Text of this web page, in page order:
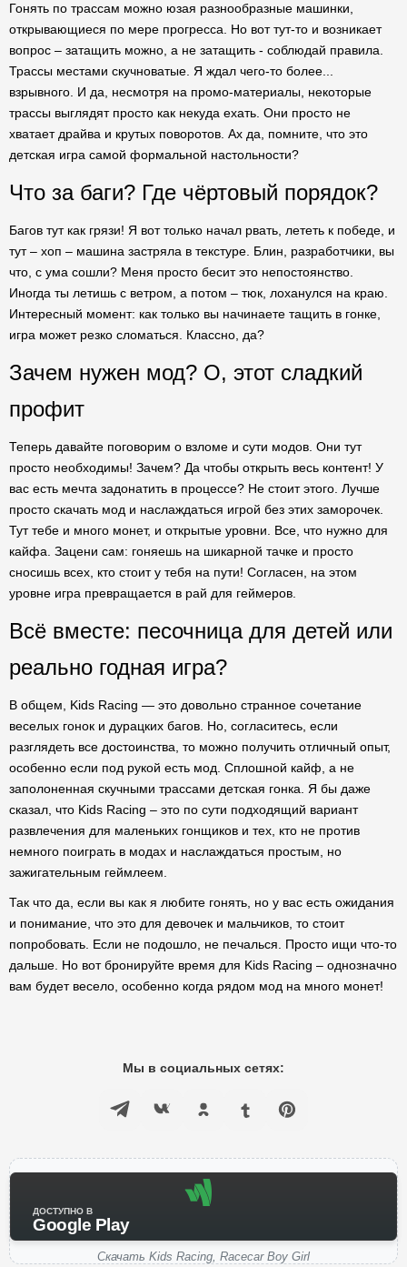
Гонять по трассам можно юзая разнообразные машинки,
открывающиеся по мере прогресса. Но вот тут-то и возникает
вопрос – затащить можно, а не затащить - соблюдай правила.
Трассы местами скучноватые. Я ждал чего-то более...
взрывного. И да, несмотря на промо-материалы, некоторые
трассы выглядят просто как некуда ехать. Они просто не
хватает драйва и крутых поворотов. Ах да, помните, что это
детская игра самой формальной настольности?
Что за баги? Где чёртовый порядок?
Багов тут как грязи! Я вот только начал рвать, лететь к победе, и
тут – хоп – машина застряла в текстуре. Блин, разработчики, вы
что, с ума сошли? Меня просто бесит это непостоянство.
Иногда ты летишь с ветром, а потом – тюк, лоханулся на краю.
Интересный момент: как только вы начинаете тащить в гонке,
игра может резко сломаться. Классно, да?
Зачем нужен мод? О, этот сладкий
профит
Теперь давайте поговорим о взломе и сути модов. Они тут
просто необходимы! Зачем? Да чтобы открыть весь контент! У
вас есть мечта задонатить в процессе? Не стоит этого. Лучше
просто скачать мод и наслаждаться игрой без этих заморочек.
Тут тебе и много монет, и открытые уровни. Все, что нужно для
кайфа. Зацени сам: гоняешь на шикарной тачке и просто
сносишь всех, кто стоит у тебя на пути! Согласен, на этом
уровне игра превращается в рай для геймеров.
Всё вместе: песочница для детей или
реально годная игра?
В общем, Kids Racing — это довольно странное сочетание
веселых гонок и дурацких багов. Но, согласитесь, если
разглядеть все достоинства, то можно получить отличный опыт,
особенно если под рукой есть мод. Сплошной кайф, а не
заполоненная скучными трассами детская гонка. Я бы даже
сказал, что Kids Racing – это по сути подходящий вариант
развлечения для маленьких гонщиков и тех, кто не против
немного поиграть в модах и наслаждаться простым, но
зажигательным геймлеем.
Так что да, если вы как я любите гонять, но у вас есть ожидания
и понимание, что это для девочек и мальчиков, то стоит
попробовать. Если не подошло, не печалься. Просто ищи что-то
дальше. Но вот бронируйте время для Kids Racing – однозначно
вам будет весело, особенно когда рядом мод на много монет!
Мы в социальных сетях:
ДОСТУПНО В
Google Play
Скачать Kids Racing, Racecar Boy Girl